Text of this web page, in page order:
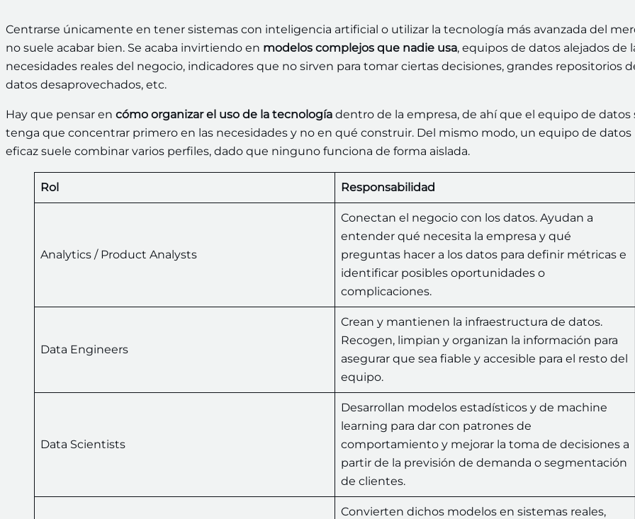
Centrarse únicamente en tener sistemas con inteligencia artificial o utilizar la tecnología más avanzada del
no suele acabar bien. Se acaba invirtiendo en modelos complejos que nadie usa, equipos de datos alejados de
necesidades reales del negocio, indicadores que no sirven para tomar ciertas decisiones, grandes repositorios
datos desaprovechados, etc.
Hay que pensar en cómo organizar el uso de la tecnología dentro de la empresa, de ahí que el equipo de datos
tenga que concentrar primero en las necesidades y no en qué construir. Del mismo modo, un equipo de datos
eficaz suele combinar varios perfiles, dado que ninguno funciona de forma aislada.
Rol Responsabilidad
Analytics / Product Analysts
Conectan el negocio con los datos. Ayudan a
entender qué necesita la empresa y qué
preguntas hacer a los datos para definir métricas e
identificar posibles oportunidades o
complicaciones.
Data Engineers
Crean y mantienen la infraestructura de datos.
Recogen, limpian y organizan la información para
asegurar que sea fiable y accesible para el resto del
equipo.
Data Scientists
Desarrollan modelos estadísticos y de machine
learning para dar con patrones de
comportamiento y mejorar la toma de decisiones a
partir de la previsión de demanda o segmentación
de clientes.
Convierten dichos modelos en sistemas reales,